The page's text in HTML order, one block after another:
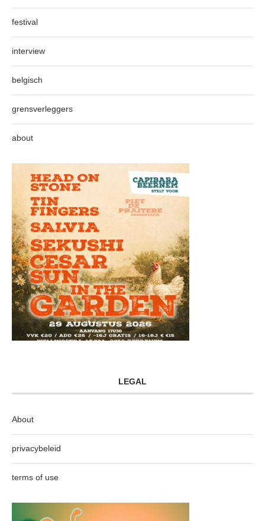
festival
interview
belgisch
grensverleggers
about
LEGAL
About
privacybeleid
terms of use